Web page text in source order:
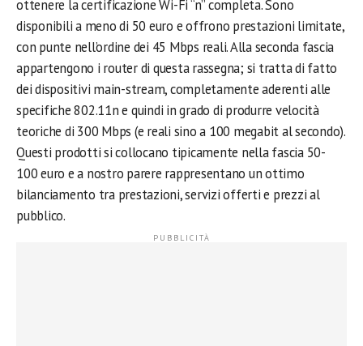
ottenere la certificazione Wi-Fi “n” completa. Sono
disponibili a meno di 50 euro e offrono prestazioni limitate,
con punte nell’ordine dei 45 Mbps reali. Alla seconda fascia
appartengono i router di questa rassegna; si tratta di fatto
dei dispositivi main-stream, completamente aderenti alle
specifiche 802.11n e quindi in grado di produrre velocità
teoriche di 300 Mbps (e reali sino a 100 megabit al secondo).
Questi prodotti si collocano tipicamente nella fascia 50-
100 euro e a nostro parere rappresentano un ottimo
bilanciamento tra prestazioni, servizi offerti e prezzi al
pubblico.